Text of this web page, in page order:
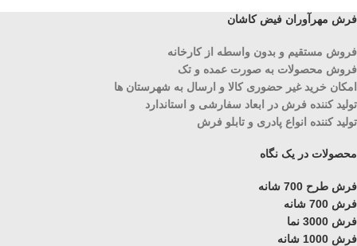
فرش مهرآوران فیض کاشان
فروش مستقیم و بدون واسطه از کارخانه
فروش محصولات به صورت عمده و تک
امکان خرید غیر حضوری کالا و ارسال به شهرستان ها
تولید کننده فرش در ابعاد سفارشی و استاندارد
تولید کننده انواع پادری و تابلو فرش
محصولات در یک نگاه
فرش طرح 700 شانه
فرش 700 شانه
فرش 3000 نما
فرش 1000 شانه